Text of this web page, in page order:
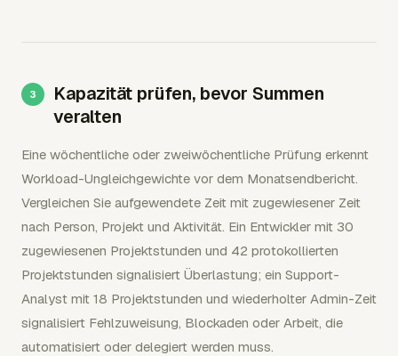
Kapazität prüfen, bevor Summen
veralten
Eine wöchentliche oder zweiwöchentliche Prüfung erkennt
Workload-Ungleichgewichte vor dem Monatsendbericht.
Vergleichen Sie aufgewendete Zeit mit zugewiesener Zeit
nach Person, Projekt und Aktivität. Ein Entwickler mit 30
zugewiesenen Projektstunden und 42 protokollierten
Projektstunden signalisiert Überlastung; ein Support-
Analyst mit 18 Projektstunden und wiederholter Admin-Zeit
signalisiert Fehlzuweisung, Blockaden oder Arbeit, die
automatisiert oder delegiert werden muss.